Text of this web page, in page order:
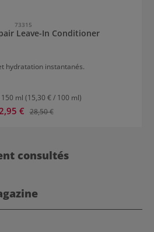
73315
Leave-In Conditioner
hydratation instantanés.
150 ml (15,30 € / 100 ml)
de vente :
€ Prix régulier :
28,50 €
consultés